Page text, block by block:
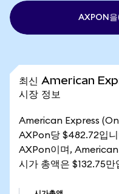
AXPON을
최신 American
시장 정보
American Express
AXPon당 $482.72입
AXPon이며,
시가 총액은 $132.75만